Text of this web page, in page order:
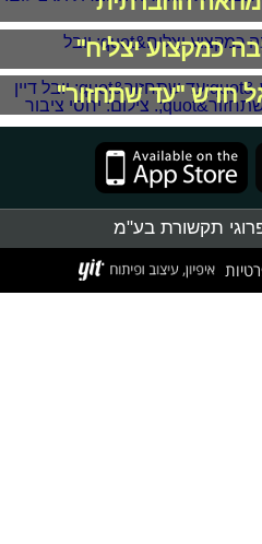
כמקצוע יצליח"
חדש "עד שתחזור"